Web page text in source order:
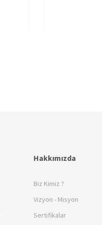
Hakkımızda
Biz Kimiz ?
Vizyon - Misyon
Sertifikalar